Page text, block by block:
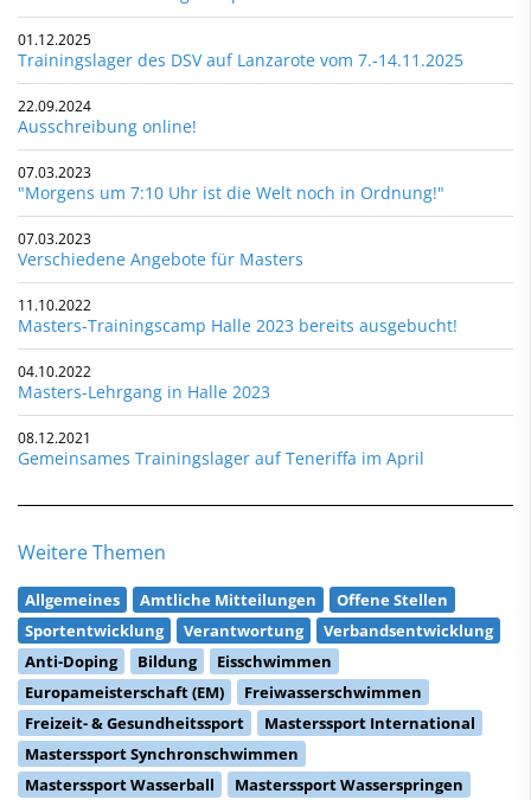
01.12.2025
Trainingslager des DSV auf Lanzarote vom 7.-14.11.2025
22.09.2024
Ausschreibung online!
07.03.2023
"Morgens um 7:10 Uhr ist die Welt noch in Ordnung!"
07.03.2023
Verschiedene Angebote für Masters
11.10.2022
Masters-Trainingscamp Halle 2023 bereits ausgebucht!
04.10.2022
Masters-Lehrgang in Halle 2023
08.12.2021
Gemeinsames Trainingslager auf Teneriffa im April
Weitere Themen
Allgemeines Amtliche Mitteilungen
Offene Stellen
Sportentwicklung
Verantwortung
Verbandsentwicklung
Anti-Doping
Bildung
Eisschwimmen
Europameisterschaft (EM)
Freiwasserschwimmen
Freizeit- & Gesundheitssport
Masterssport International
Masterssport Synchronschwimmen
Masterssport Wasserball
Masterssport Wasserspringen